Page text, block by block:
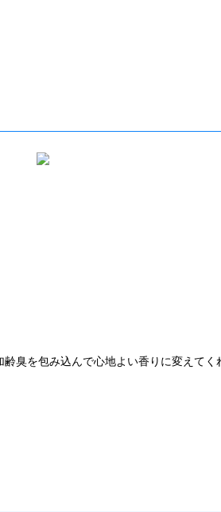
臭を包み込んで心地よい香りに変えてく